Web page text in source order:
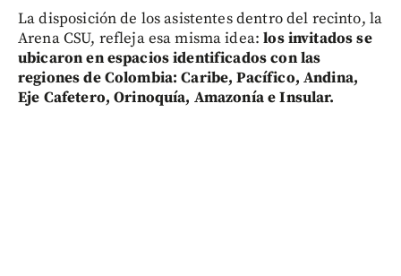
La disposición de los asistentes dentro del recinto, la
Arena CSU, refleja esa misma idea:los invitados se
ubicaron en espacios identificados con las
regiones de Colombia: Caribe, Pacífico, Andina,
Eje Cafetero, Orinoquía, Amazonía e Insular.